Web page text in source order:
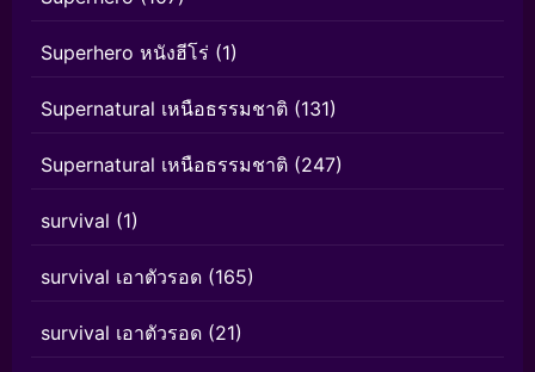
Superhero หนังฮีโร่ (1)
Supernatural เหนือธรรมชาติ (131)
Supernatural เหนือธรรมชาติ (247)
survival (1)
survival เอาตัวรอด (165)
survival เอาตัวรอด (21)